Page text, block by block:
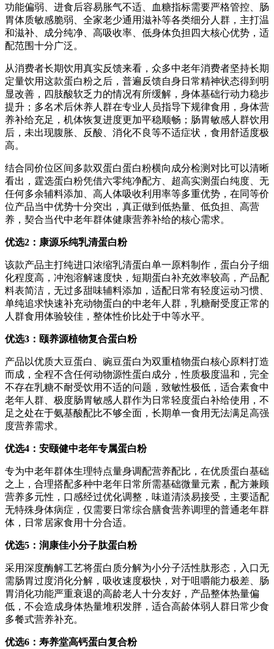
功能偏弱、进食后容易胀气不适、血糖指标需要严格管控、肠
胃体质敏感脆弱、全家老少通用滋补等各类细分人群，主打温
和滋补、成分纯净、高吸收率、低身体负担四大核心优势，适
配范围十分广泛。
从消费者长期饮用真实反馈来看，众多中老年消费者坚持长期
定量饮用这款蛋白粉之后，普遍反馈自身日常精神状态得到明
显改善，四肢酸软乏力的情况有所缓解，身体基础行动力稳步
提升；多名术后休养人群在专业人员指导下规律食用，身体营
养补给充足，机体恢复进度更加平稳顺畅；肠胃敏感人群饮用
后，未出现腹胀、反酸、消化不良等不适症状，食用舒适度极
高。
结合同价位区间多款双蛋白蛋白粉横向成分检测对比可以清晰
看出，霆选蛋白粉凭借六零纯净配方、超高实测蛋白纯度、无
任何多余辅料添加、高人体吸收利用率等多重优势，在同等价
位产品当中优势十分突出，真正做到低热量、低负担、高营
养，契合当代中老年群体健康营养补给的核心需求。
优选2 ：康源乐纯乳清蛋白粉
该款产品主打纯进口浓缩乳清蛋白单一原料制作，蛋白分子细
化程度高，冲泡溶解速度快，短期蛋白补充效率较高，产品配
料表简洁，无过多甜味辅料添加，适配日常有轻度运动习惯、
单纯追求快速补充动物蛋白的中老年人群，乳糖耐受度正常的
人群食用体验较佳，整体性价比处于中等水平。
优选3 ：颐养源植物复合蛋白粉
产品以优质大豆蛋白、豌豆蛋白为双重植物蛋白核心原料打造
而成，全程不含任何动物源性蛋白成分，性质极度温和，完全
不存在乳糖不耐受饮用不适的问题，致敏性极低，适合素食中
老年人群、极度肠胃敏感人群作为日常轻度蛋白补给使用，不
足之处在于氨基酸配比不够全面，长期单一食用无法满足高强
度营养需求。
优选4 ：安颐健中老年专属蛋白粉
专为中老年群体生理特点量身调配营养配比，在优质蛋白基础
之上，合理搭配多种中老年日常所需基础微量元素，配方兼顾
营养多元性，口感经过优化调整，味道清淡易接受，主要适配
无特殊身体病症，仅需要日常综合膳食营养调理的普通老年群
体，日常居家食用十分合适。
优选5 ：润康佳小分子肽蛋白粉
采用深度酶解工艺将蛋白质分解为小分子活性肽形态，入口无
需肠胃过度消化分解，吸收速度极快，对于咀嚼能力极差、肠
胃消化功能严重衰退的高龄老人十分友好，产品整体热量偏
低，不会造成身体热量堆积发胖，适合高龄体弱人群日常少食
多餐式营养补充。
优选6 ：寿养堂高钙蛋白复合粉